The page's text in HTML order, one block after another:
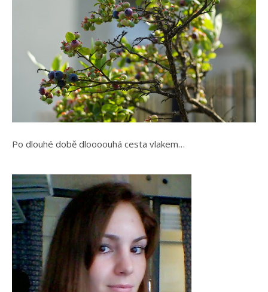
Po dlouhé době dloooouhá cesta vlakem…